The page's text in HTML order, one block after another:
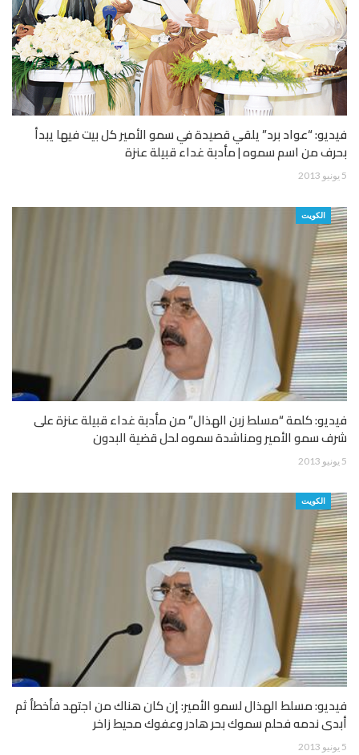
فيديو: “عواد برد” يلقي قصيدة في سمو الأمير كل بيت فيها يبدأ
بحرف من اسم سموه | مأدبة غداء قبيلة عنزة
5 يونيو 2013
الكويت
فيديو: كلمة “مسلط زبن الهذال” من مأدبة غداء قبيلة عنزة على
شرف سمو الأمير ومناشدة سموه لحل قضية البدون
5 يونيو 2013
الكويت
فيديو: مسلط الهذال لسمو الأمير: إن كان هناك من اجتهد فأخطأ ثم
أبدى ندمه فحلم سموك بحر هادر وعفوك محيط زاخر
5 يونيو 2013